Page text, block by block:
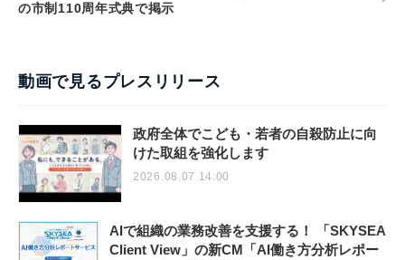
の市制110周年式典で掲示
動画で見るプレスリリース
政府全体でこども・若者の自殺防止に向
けた取組を強化します
2026.08.07 14:00
AIで組織の業務改善を支援する！ 「SKYSEA
Client View」の新CM「AI働き方分析レポー